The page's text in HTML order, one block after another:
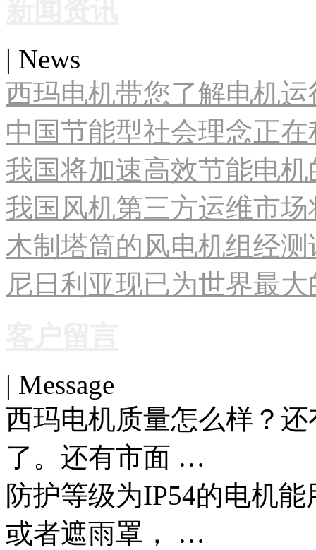
| News
西玛电机带您了解电机
中国节能型社会理念正
我国将加速高效节能电
我国风机第三方运维市
木制塔筒的风电机组经
尼日利亚现已为世界最
| Message
西玛电机质量怎么样？
了。还有市面 …
防护等级为IP54的电机
或者遮雨罩， …